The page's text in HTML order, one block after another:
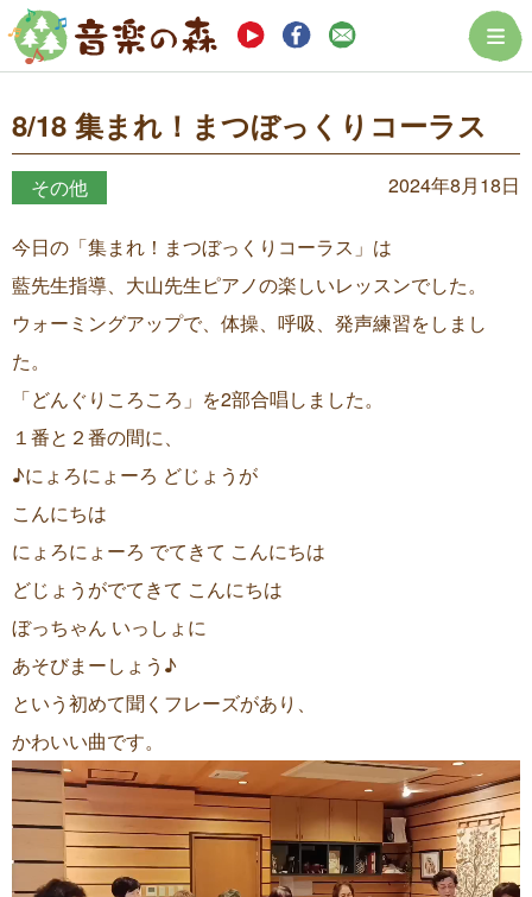
まつぼっくり音
8/18 集まれ！まつぼっくりコーラス
その他 2024年8月18日
今日の「集まれ！まつぼっくりコーラス」は
藍先生指導、大山先生ピアノの楽しいレッスンでした。
ウォーミングアップで、体操、呼吸、発声練習をしまし
た。
「どんぐりころころ」を2部合唱しました。
１番と２番の間に、
♪にょろにょーろ どじょうが
こんにちは
にょろにょーろ でてきて こんにちは
どじょうがでてきて こんにちは
ぼっちゃん いっしょに
あそびまーしょう♪
という初めて聞くフレーズがあり、
かわいい曲です。